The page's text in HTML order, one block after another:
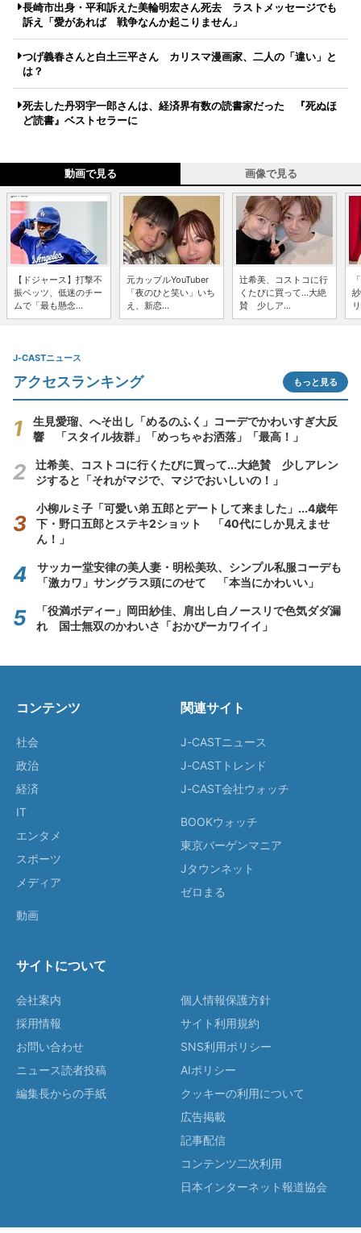
長崎市出身・平和訴えた美輪明宏さん死去 ラストメッセージでも
訴え「愛があれば 戦争なんか起こりません」
つげ義春さんと白土三平さん カリスマ漫画家、二人の「違い」と
は？
死去した丹羽宇一郎さんは、経済界有数の読書家だった 『死ぬほ
ど読書』ベストセラーに
動画で見る 画像で見る
【ドジャース】打撃不
振ベッツ、低迷のチー
ムで「最も懸念...
元カップルYouTuber
「夜のひと笑い」いち
え、新恋...
辻希美、コストコに行
くたびに買って...大絶
賛 少しア...
J-CASTニュース
アクセスランキング もっと見る
生見愛瑠、へそ出し「めるのふく」コーデでかわいすぎ大反
響 「スタイル抜群」「めっちゃお洒落」「最高！」
辻希美、コストコに行くたびに買って...大絶賛 少しアレン
ジすると「それがマジで、マジでおいしいの！」
小柳ルミ子「可愛い弟 五郎とデートして来ました」...4歳年
下・野口五郎とステキ2ショット 「40代にしか見えませ
ん！」
サッカー堂安律の美人妻・明松美玖、シンプル私服コーデも
「激カワ」サングラス頭にのせて 「本当にかわいい」
「役満ボディー」岡田紗佳、肩出し白ノースリで色気ダダ漏
れ 国士無双のかわいさ「おかぴーカワイイ」
コンテンツ
社会
政治
経済
IT
エンタメ
スポーツ
メディア
動画
関連サイト
J-CASTニュース
J-CASTトレンド
J-CAST会社ウォッチ
BOOKウォッチ
東京バーゲンマニア
Jタウンネット
ゼロまる
サイトについて
会社案内
採用情報
お問い合わせ
ニュース読者投稿
編集長からの手紙
個人情報保護方針
サイト利用規約
SNS利用ポリシー
AIポリシー
クッキーの利用について
広告掲載
記事配信
コンテンツ二次利用
日本インターネット報道協会